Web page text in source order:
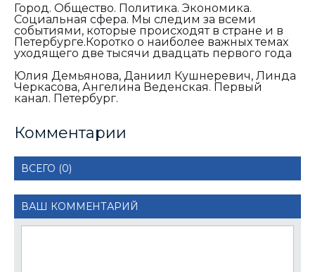
Город. Общество. Политика. Экономика.
Социальная сфера. Мы следим за всеми
событиями, которые происходят в стране и в
Петербурге.Коротко о наиболее важных темах
уходящего две тысячи двадцать первого года
Юлия Демьянова, Даниил Кушнеревич, Линда
Черкасова, Ангелина Веденская. Первый
канал. Петербург.
Комментарии
ВСЕГО (0)
ВАШ КОММЕНТАРИЙ